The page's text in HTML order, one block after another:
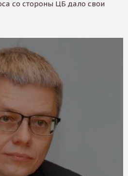
со стороны ЦБ дало свои